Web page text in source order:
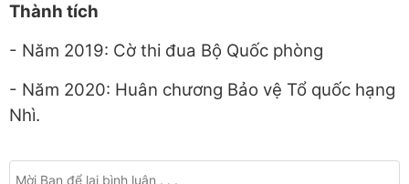
Thành tích
- Năm 2019: Cờ thi đua Bộ Quốc phòng
- Năm 2020: Huân chương Bảo vệ Tổ quốc hạng
Nhì.